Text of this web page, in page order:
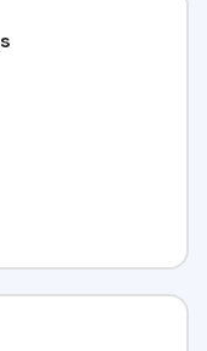
24
ae pode usar seu
Valdir